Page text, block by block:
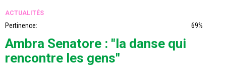
ACTUALITÉS
Pertinence: 69%
Ambra Senatore : "la danse qui
rencontre les gens"